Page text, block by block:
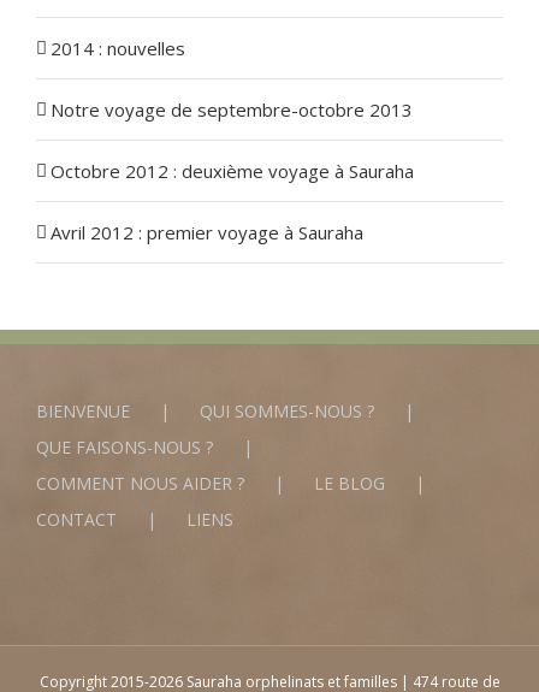
2014 : nouvelles
Notre voyage de septembre-octobre 2013
Octobre 2012 : deuxième voyage à Sauraha
Avril 2012 : premier voyage à Sauraha
BIENVENUE
QUI SOMMES-NOUS ?
QUE FAISONS-NOUS ?
COMMENT NOUS AIDER ?
LE BLOG
CONTACT
LIENS
Copyright 2015-2026 Sauraha orphelinats et familles | 474 route de